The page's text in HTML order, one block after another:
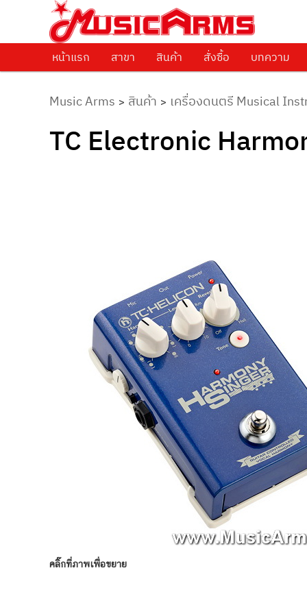
Music Arms
ศูนย์รวมครื่องดนตรีทุกชนิด ตั้งแต่เริ่มต้นถึงมืออาชีพ
Skip to primary content
หน้าแรก สาขา สินค้า สั่งซื้อ บทความ
Music Arms > สินค้า > เครื่องดนตรี Musical
TC Electronic
คลิ๊กที่ภาพเพื่อขยาย